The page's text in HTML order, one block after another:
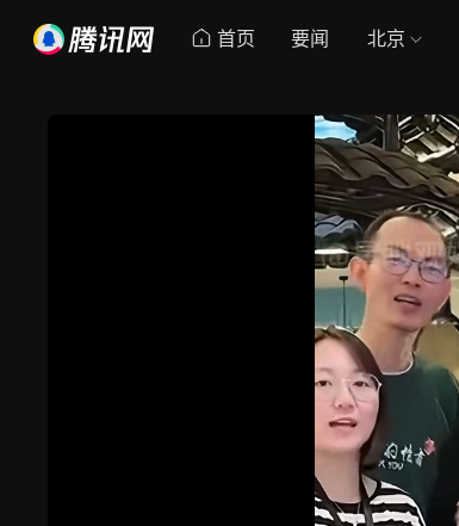
首页 要闻 北京